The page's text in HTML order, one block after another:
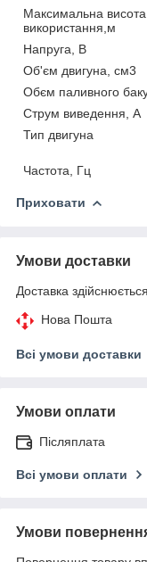
Максимальна висота
використання,м
Напруга, В
Об'єм двигуна, см3
Обєм паливного
Струм виведення, А
Тип двигуна
Частота, Гц
Приховати
Умови доставки
Доставка
Нова Пошта
Всі умови доставки
Умови оплати
Післяплата
Всі умови оплати
Умови